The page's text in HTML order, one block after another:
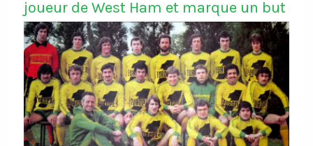
joueur de West Ham et marque un but